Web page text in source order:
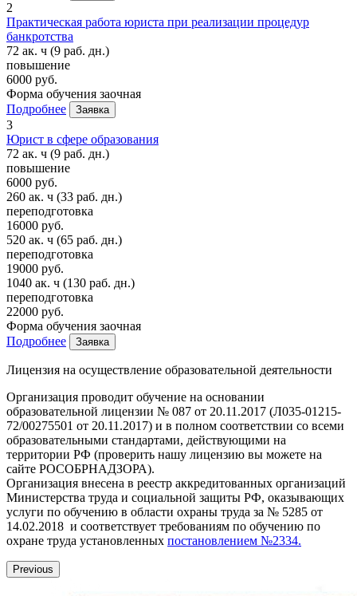
2
Практическая работа юриста при реализации процедур
банкротства
72 ак. ч (9 раб. дн.)
повышение
6000 руб.
Форма обучения заочная
Подробнее
Заявка
3
Юрист в сфере образования
72 ак. ч (9 раб. дн.)
повышение
6000 руб.
260 ак. ч (33 раб. дн.)
переподготовка
16000 руб.
520 ак. ч (65 раб. дн.)
переподготовка
19000 руб.
1040 ак. ч (130 раб. дн.)
переподготовка
22000 руб.
Форма обучения заочная
Подробнее
Заявка
Лицензия на осуществление образовательной деятельности
Организация проводит обучение на основании
образовательной лицензии № 087 от 20.11.2017 (Л035-01215-
72/00275501 от 20.11.2017) и в полном соответствии со всеми
образовательными стандартами, действующими на
территории РФ (проверить нашу лицензию вы можете на
сайте РОСОБРНАДЗОРА).
Организация внесена в реестр аккредитованных организаций
Министерства труда и социальной защиты РФ, оказывающих
услуги по обучению в области охраны труда за № 5285 от
14.02.2018 и соответствует требованиям по обучению по
охране труда установленных постановлением №2334.
Previous